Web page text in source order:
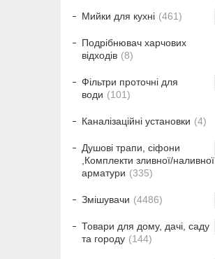
Мийки для кухні 461
Подрібнювач харчових
відходів
8
Фільтри проточні для
води
101
Каналізаційні установки 4
Душові трапи, сіфони
,Комплекти зливної/наливної
арматури
335
Змішувачи 4486
Товари для дому, дачі, саду
та городу
144